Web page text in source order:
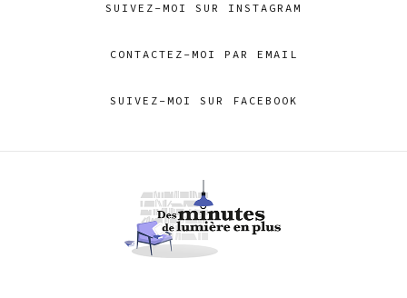
SUIVEZ-MOI SUR INSTAGRAM
CONTACTEZ-MOI PAR EMAIL
SUIVEZ-MOI SUR FACEBOOK